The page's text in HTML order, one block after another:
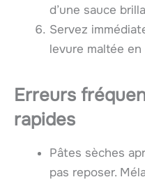
d’une sauce
Servez
levure maltée
Erreurs
rapides
Pâtes sèches
pas reposer.